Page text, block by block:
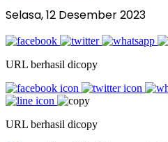
Selasa, 12 Desember 2023
URL berhasil dicopy
URL berhasil dicopy